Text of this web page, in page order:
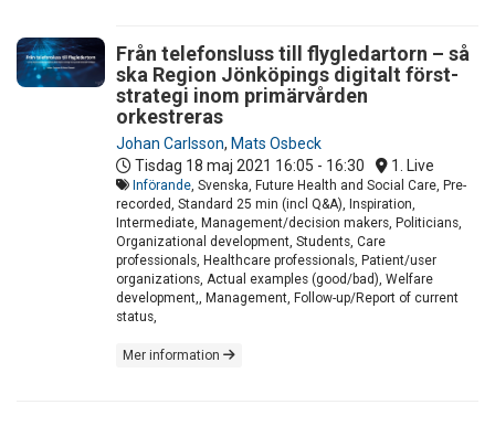
Från telefonsluss till flygledartorn – så
ska Region Jönköpings digitalt först-
strategi inom primärvården
orkestreras
Johan Carlsson, Mats Osbeck
Tisdag 18 maj 2021 16:05 - 16:30 1. Live
Införande, Svenska, Future Health and Social Care, Pre-
recorded, Standard 25 min (incl Q&A), Inspiration,
Intermediate, Management/decision makers, Politicians,
Organizational development, Students, Care
professionals, Healthcare professionals, Patient/user
organizations, Actual examples (good/bad), Welfare
development,, Management, Follow-up/Report of current
status,
Mer information